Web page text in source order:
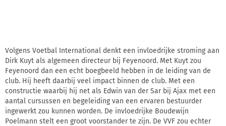
Volgens Voetbal International denkt een invloedrijke stroming aan
Dirk Kuyt als algemeen directeur bij Feyenoord. Met Kuyt zou
Feyenoord dan een echt boegbeeld hebben in de leiding van de
club. Hij heeft daarbij veel impact binnen de club. Met een
constructie waarbij hij net als Edwin van der Sar bij Ajax met een
aantal cursussen en begeleiding van een ervaren bestuurder
ingewerkt zou kunnen worden. De invloedrijke Boudewijn
Poelmann stelt een groot voorstander te zijn. De VVF zou echter